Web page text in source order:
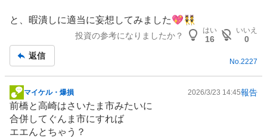
と、暇潰しに適当に妄想してみました💖👯
投資の参考になりましたか？
はい
16
いいえ
0
返信
No.2227
掲
示
板
マイケル・爆損 2026/3/23 14:45報告
前橋と高崎はさいたま市みたいに
合併してぐんま市にすれば
エエんとちゃう？